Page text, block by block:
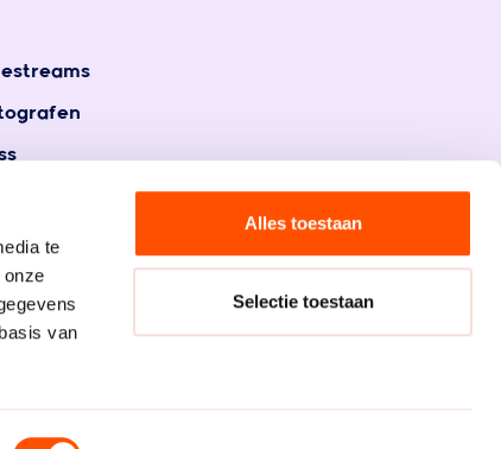
te
van
Alles toestaan
Selectie toestaan